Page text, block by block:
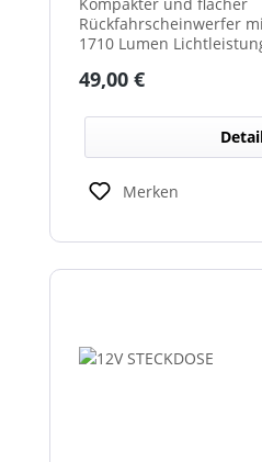
Rückfahrscheinwerfer
1710 Lumen
Regulärer Preis:
49,00 €
Merken